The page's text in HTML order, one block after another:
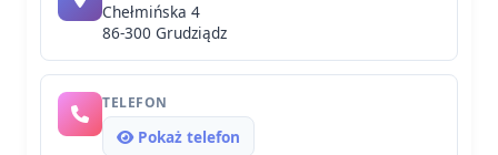
Chełmińska 4
86-300 Grudziądz
TELEFON
Pokaż telefon